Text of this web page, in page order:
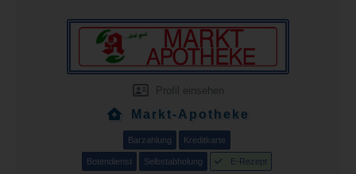
Profil einsehen
Markt-Apotheke
Barzahlung Kreditkarte
Botendienst Selbstabholung E-Rezept